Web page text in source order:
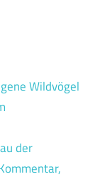
Wildvögel
der